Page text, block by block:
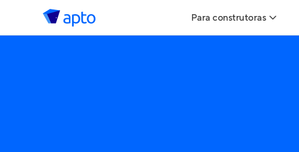
Para construtoras